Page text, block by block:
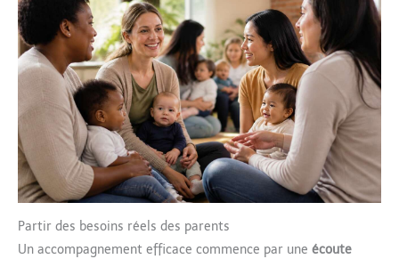
Partir des besoins réels des parents
Un accompagnement efficace commence par une écoute